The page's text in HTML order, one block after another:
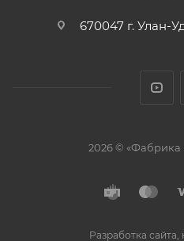
670047 г. Улан-
2026 © «Фабрика
Разработка